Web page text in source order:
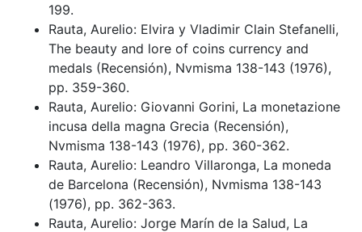
199.
Rauta, Aurelio: Elvira y Vladimir Clain Stefanelli,
The beauty and lore of coins currency and
medals (Recensión), Nvmisma 138-143 (1976),
pp. 359-360.
Rauta, Aurelio: Giovanni Gorini, La monetazione
incusa della magna Grecia (Recensión),
Nvmisma 138-143 (1976), pp. 360-362.
Rauta, Aurelio: Leandro Villaronga, La moneda
de Barcelona (Recensión), Nvmisma 138-143
(1976), pp. 362-363.
Rauta, Aurelio: Jorge Marín de la Salud, La